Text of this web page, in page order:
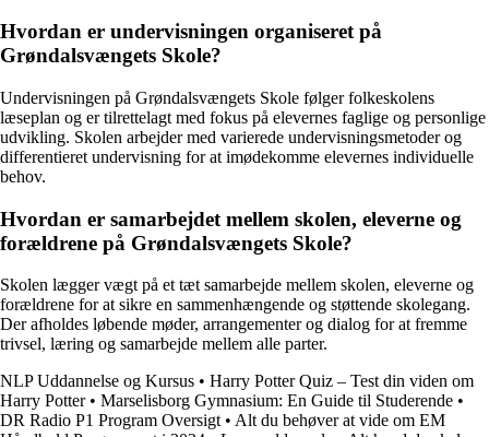
Hvordan er undervisningen organiseret på
Grøndalsvængets Skole?
Undervisningen på Grøndalsvængets Skole følger folkeskolens
læseplan og er tilrettelagt med fokus på elevernes faglige og personlige
udvikling. Skolen arbejder med varierede undervisningsmetoder og
differentieret undervisning for at imødekomme elevernes individuelle
behov.
Hvordan er samarbejdet mellem skolen, eleverne og
forældrene på Grøndalsvængets Skole?
Skolen lægger vægt på et tæt samarbejde mellem skolen, eleverne og
forældrene for at sikre en sammenhængende og støttende skolegang.
Der afholdes løbende møder, arrangementer og dialog for at fremme
trivsel, læring og samarbejde mellem alle parter.
NLP Uddannelse og Kursus • Harry Potter Quiz – Test din viden om
Harry Potter• Marselisborg Gymnasium: En Guide til Studerende •
DR Radio P1 Program Oversigt • Alt du behøver at vide om EM